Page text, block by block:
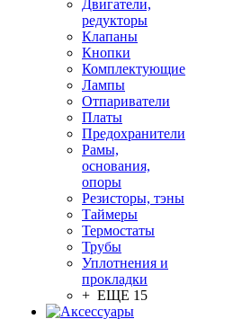
Двигатели,
редукторы
Клапаны
Кнопки
Комплектующие
Лампы
Отпариватели
Платы
Предохранители
Рамы,
основания,
опоры
Резисторы, тэны
Таймеры
Термостаты
Трубы
Уплотнения и
прокладки
+ ЕЩЕ 15